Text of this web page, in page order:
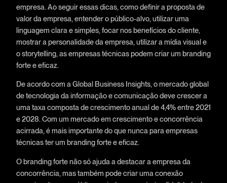
empresa. Ao seguir essas dicas, como definir a proposta de
valor da empresa, entender o público-alvo, utilizar uma
linguagem clara e simples, focar nos benefícios do cliente,
mostrar a personalidade da empresa, utilizar a mídia visual e
o storytelling, as empresas técnicas podem criar um branding
forte e eficaz.
De acordo com a Global Business Insights, o mercado global
de tecnologia da informação e comunicação deve crescer a
uma taxa composta de crescimento anual de 4,4% entre 2021
e 2028. Com um mercado em crescimento e concorrência
acirrada, é mais importante do que nunca para empresas
técnicas ter um branding forte e eficaz.
O branding forte não só ajuda a destacar a empresa da
concorrência, mas também pode criar uma conexão